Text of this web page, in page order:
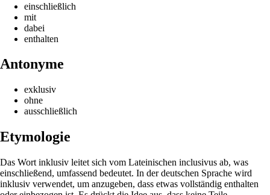
einschließlich
mit
dabei
enthalten
Antonyme
exklusiv
ohne
ausschließlich
Etymologie
Das Wort inklusiv leitet sich vom Lateinischen inclusivus ab, was
einschließend, umfassend bedeutet. In der deutschen Sprache wird
inklusiv verwendet, um anzugeben, dass etwas vollständig enthalten